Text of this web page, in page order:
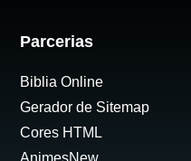
Parcerias
Biblia Online
Gerador de Sitemap
Cores HTML